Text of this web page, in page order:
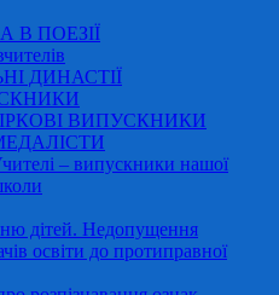
В ПОЕЗІЇ
ДИНАСТІЇ
ВИПУСКНИКИ
– випускники нашої
дітей. Недопущення
освіти до протиправної